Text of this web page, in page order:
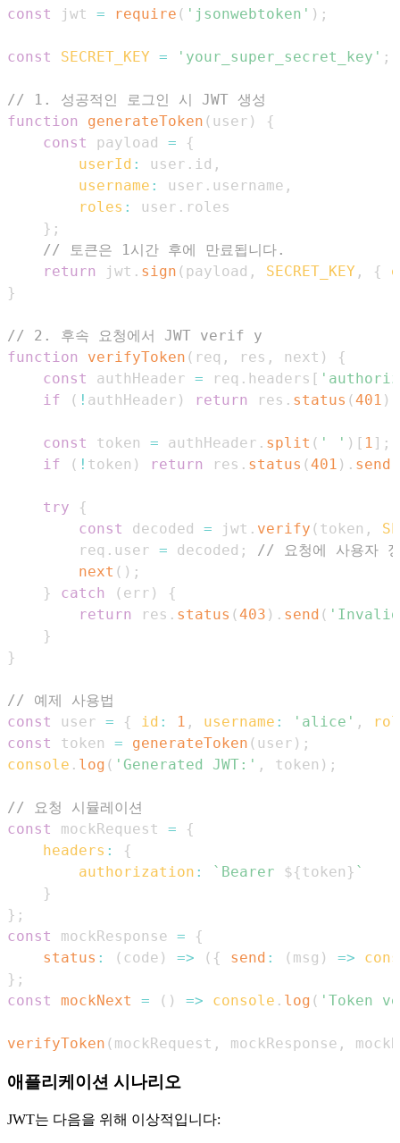
const jwt = require ( 'jsonwebtoken' ) ;
const SECRET_KEY = 'your_super_secret_key' ;
// 1. 성공적인 로그인 시 JWT 생성
function
generateToken ( user )
{
const
payload =
{
userId : user . id ,
username : user . username ,
roles : user . roles
} ;
// 토큰은 1시간 후에 만료됩니다.
return
jwt . sign ( payload , SECRET_KEY , {
}
// 2. 후속 요청에서 JWT verif y
function
verifyToken ( req , res , next )
{
const
authHeader = req . headers [
if
( ! authHeader ) return res . status (401 )
const token = authHeader . split ( ' ' ) [ 1 ] ;
if
( ! token ) return res . status (401 ) . send
try
{
const
decoded = jwt . verify ( token ,
        req
. user = decoded ;
// 요청에 사용자
next ( ) ;
}
catch ( err )
{
return
res . status (403 ) . send (
}
}
// 예제 사용법
const
user = { id : 1 , username : 'alice' ,
const
token = generateToken ( user ) ;
console . log ( 'Generated JWT:' , token ) ;
// 요청 시뮬레이션
const
mockRequest =
{
headers :
{
authorization : ` Bearer ${token } `
}
} ;
const
mockResponse =
{
status : ( code ) => ( { send : ( msg ) =>
} ;
const
mockNext = ( ) => console . log ( 'Token
verifyToken ( mockRequest , mockResponse ,
애플리케이션 시나리오
JWT는 다음을 위해 이상적입니다: